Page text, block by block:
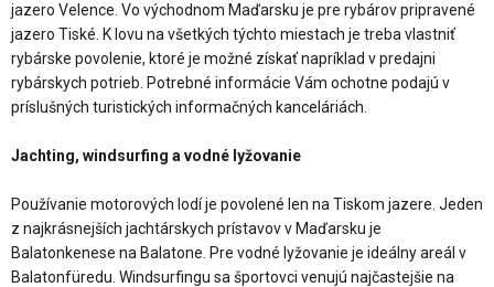
jazero Velence. Vo východnom Maďarsku je pre rybárov pripravené
jazero Tiské. K lovu na všetkých týchto miestach je treba vlastniť
rybárske povolenie, ktoré je možné získať napríklad v predajni
rybárskych potrieb. Potrebné informácie Vám ochotne podajú v
príslušných turistických informačných kanceláriách.
Jachting, windsurfing a vodné lyžovanie
Používanie motorových lodí je povolené len na Tiskom jazere. Jeden
z najkrásnejších jachtárskych prístavov v Maďarsku je
Balatonkenese na Balatone. Pre vodné lyžovanie je ideálny areál v
Balatonfüredu. Windsurfingu sa športovci venujú najčastejšie na